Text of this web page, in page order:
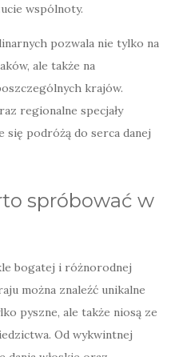
wspólnoty.
pozwala nie tylko na
ale także na
krajów.
regionalne specjały
się podróżą do serca danej
spróbować w
bogatej i różnorodnej
można znaleźć unikalne
pyszne, ale także niosą ze
Od wykwintnej